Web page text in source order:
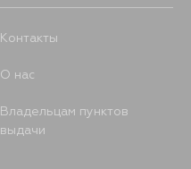
Контакты
О нас
Владельцам пунктов
выдачи